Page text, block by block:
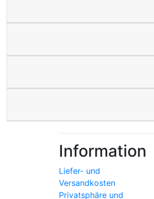
Information
Liefer- und
Versandkosten
Privatsphäre und